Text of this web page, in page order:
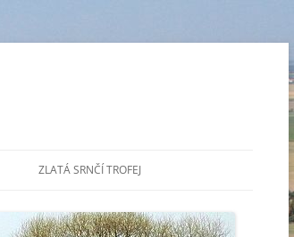
ZLATÁ SRNČÍ TROFEJ